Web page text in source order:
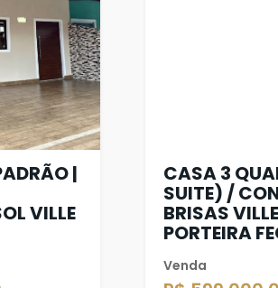
|
VILLE
CASA 3
SUITE) /
BRISAS
PORTEIRA
Venda